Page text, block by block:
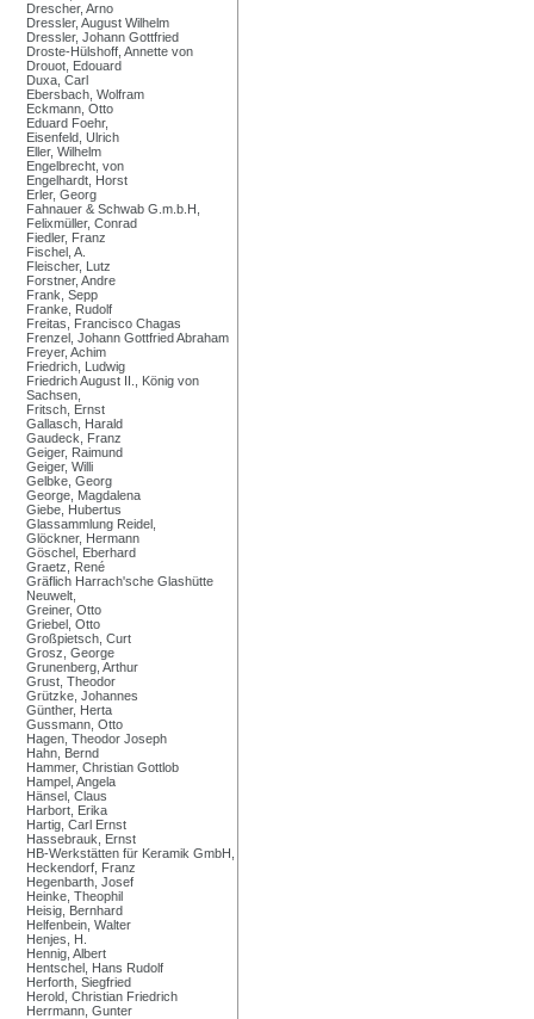
Drescher, Arno
Dressler, August Wilhelm
Dressler, Johann Gottfried
Droste-Hülshoff, Annette von
Drouot, Edouard
Duxa, Carl
Ebersbach, Wolfram
Eckmann, Otto
Eduard Foehr,
Eisenfeld, Ulrich
Eller, Wilhelm
Engelbrecht, von
Engelhardt, Horst
Erler, Georg
Fahnauer & Schwab G.m.b.H,
Felixmüller, Conrad
Fiedler, Franz
Fischel, A.
Fleischer, Lutz
Forstner, Andre
Frank, Sepp
Franke, Rudolf
Freitas, Francisco Chagas
Frenzel, Johann Gottfried Abraham
Freyer, Achim
Friedrich, Ludwig
Friedrich August II., König von
Sachsen,
Fritsch, Ernst
Gallasch, Harald
Gaudeck, Franz
Geiger, Raimund
Geiger, Willi
Gelbke, Georg
George, Magdalena
Giebe, Hubertus
Glassammlung Reidel,
Glöckner, Hermann
Göschel, Eberhard
Graetz, René
Gräflich Harrach'sche Glashütte
Neuwelt,
Greiner, Otto
Griebel, Otto
Großpietsch, Curt
Grosz, George
Grunenberg, Arthur
Grust, Theodor
Grützke, Johannes
Günther, Herta
Gussmann, Otto
Hagen, Theodor Joseph
Hahn, Bernd
Hammer, Christian Gottlob
Hampel, Angela
Hänsel, Claus
Harbort, Erika
Hartig, Carl Ernst
Hassebrauk, Ernst
HB-Werkstätten für Keramik GmbH,
Heckendorf, Franz
Hegenbarth, Josef
Heinke, Theophil
Heisig, Bernhard
Helfenbein, Walter
Henjes, H.
Hennig, Albert
Hentschel, Hans Rudolf
Herforth, Siegfried
Herold, Christian Friedrich
Herrmann, Gunter